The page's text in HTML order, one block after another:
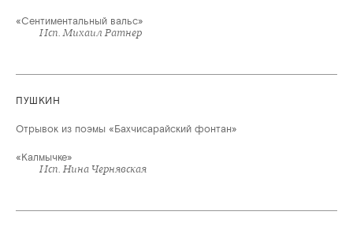
«Сентиментальный вальс»
Исп. Михаил Ратнер
ПУШКИН
Отрывок из поэмы «Бахчисарайский фонтан»
«Калмычке»
Исп. Нина Чернявская